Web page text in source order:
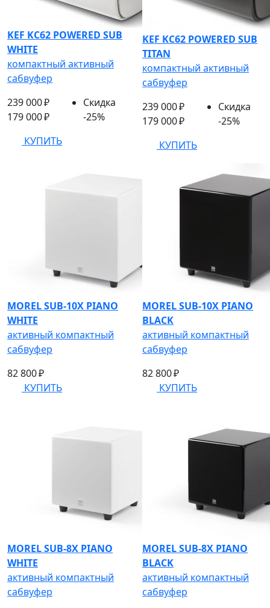
KEF KC62 POWERED SUB
WHITE
компактный активный
сабвуфер
239 000 ₽
179 000 ₽
Скидка
-25%
КУПИТЬ
KEF KC62 POWERED SUB
TITAN
компактный активный
сабвуфер
239 000 ₽
179 000 ₽
Скидка
-25%
КУПИТЬ
MOREL SUB-10X PIANO
WHITE
активный компактный
сабвуфер
82 800 ₽
КУПИТЬ
MOREL SUB-10X PIANO
BLACK
активный компактный
сабвуфер
82 800 ₽
КУПИТЬ
MOREL SUB-8X PIANO
WHITE
активный компактный
сабвуфер
MOREL SUB-8X PIANO
BLACK
активный компактный
сабвуфер